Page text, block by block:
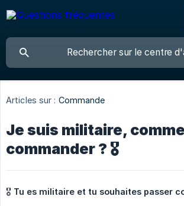
Articles sur : Commande
Je suis militaire,
commander ? 🎖
🎖 Tu es militaire et tu souhaites passer